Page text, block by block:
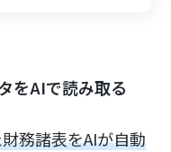
をAIで読み取る
務諸表をAIが自動